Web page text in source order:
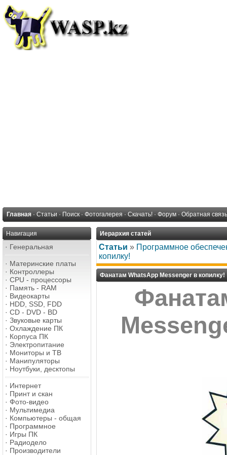
Главная · Статьи · Поиск · Фотогалерея · Скачать! · Форум · Обратная связь
Навигация
· Генеральная
· Материнские платы
· Контроллеры
· CPU - процессоры
· Память - RAM
· Видеокарты
· HDD, SSD, FDD
· CD - DVD - BD
· Звуковые карты
· Охлаждение ПК
· Корпуса ПК
· Электропитание
· Мониторы и ТВ
· Манипуляторы
· Ноутбуки, десктопы
· Интернет
· Принт и скан
· Фото-видео
· Мультимедиа
· Компьютеры - общая
· Программное
· Игры ПК
· Радиодело
· Производители
Иерархия статей
Статьи » Программное
копилку!
Фанатам WhatsApp Messenger в копилку!